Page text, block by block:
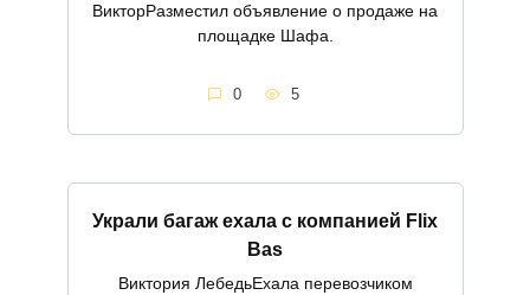
ВикторРазместил объявление о продаже на
площадке Шафа.
0 5
Украли багаж ехала с компанией Flix
Bas
Виктория ЛебедьЕхала перевозчиком